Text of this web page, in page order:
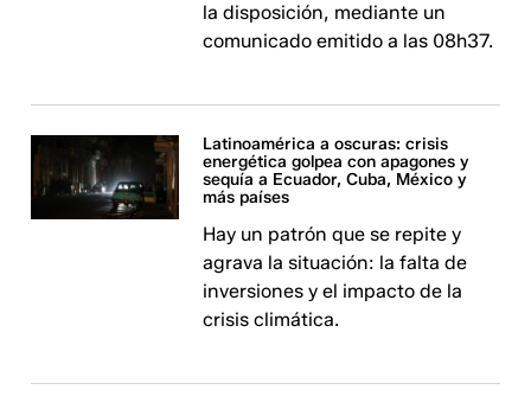
la disposición, mediante un
comunicado emitido a las 08h37.
Latinoamérica a oscuras: crisis
energética golpea con apagones y
sequía a Ecuador, Cuba, México y
más países
Hay un patrón que se repite y
agrava la situación: la falta de
inversiones y el impacto de la
crisis climática.